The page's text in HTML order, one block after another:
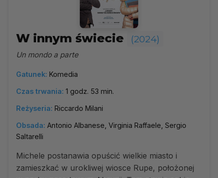
W innym świecie (2024)
Un mondo a parte
Gatunek: Komedia
Czas trwania: 1 godz. 53 min.
Reżyseria: Riccardo Milani
Obsada: Antonio Albanese, Virginia Raffaele, Sergio
Saltarelli
Michele postanawia opuścić wielkie miasto i
zamieszkać w urokliwej wiosce Rupe, położonej